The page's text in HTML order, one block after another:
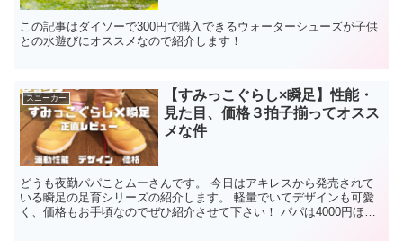
この記事はダイソーで300円で購入できるウォーターシューズが子供
との水遊びにオススメなので紹介します！
スニーカー
【すみっこぐらし×瞬足】性能・
見た目、価格３拍子揃ってオスス
メな件
どうも夜勤パパことムーさんです。 今日はアキレスから発売されて
いる瞬足の足育シリーズの紹介します。 軽量でいてデザインも可愛
く、価格もお手頃なのでぜひ紹介させて下さい！ パパは4000円ほど